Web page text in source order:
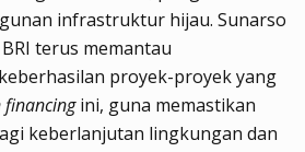
infrastruktur hijau. Sunarso
terus memantau
proyek-proyek yang
financingini, guna memastikan
keberlanjutan lingkungan dan